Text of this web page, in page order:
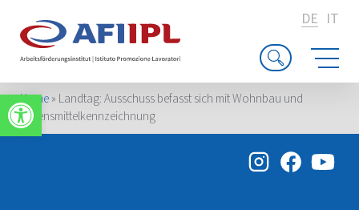
Werkzeugleiste öffnen
DE IT
Home» Landtag: Ausschuss befasst sich mit Wohnbau und
Lebensmittelkennzeichnung